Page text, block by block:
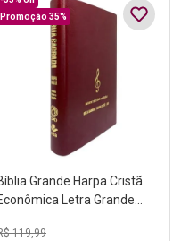
Promoção 35%
Grande Harpa Cristã
Letra Grande
119,99